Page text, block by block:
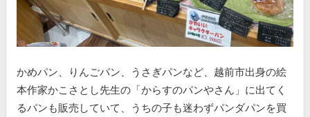
かめパン、りんごパン、うさぎパンなど、越前市出身の絵
本作家かこさとし先生の「からすのパンやさん」に出てく
るパンも販売していて、うちの子も迷わずパンダパンを買